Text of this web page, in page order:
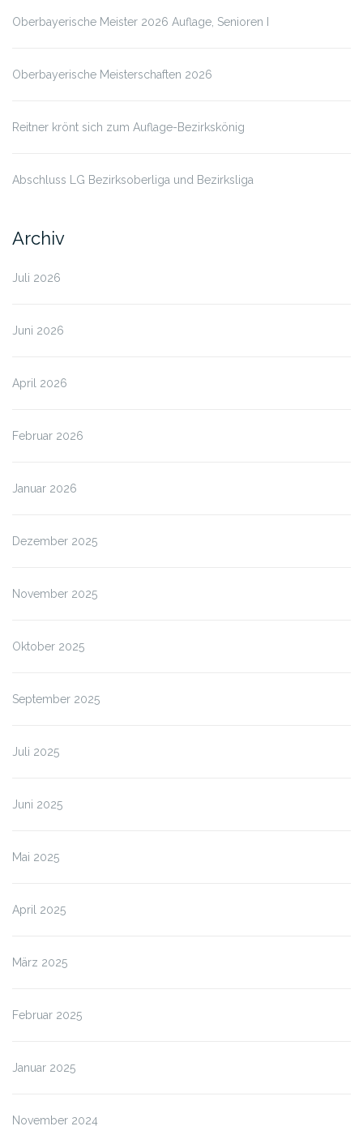
Oberbayerische Meister 2026 Auflage, Senioren I
Oberbayerische Meisterschaften 2026
Reitner krönt sich zum Auflage-Bezirkskönig
Abschluss LG Bezirksoberliga und Bezirksliga
Archiv
Juli 2026
Juni 2026
April 2026
Februar 2026
Januar 2026
Dezember 2025
November 2025
Oktober 2025
September 2025
Juli 2025
Juni 2025
Mai 2025
April 2025
März 2025
Februar 2025
Januar 2025
November 2024